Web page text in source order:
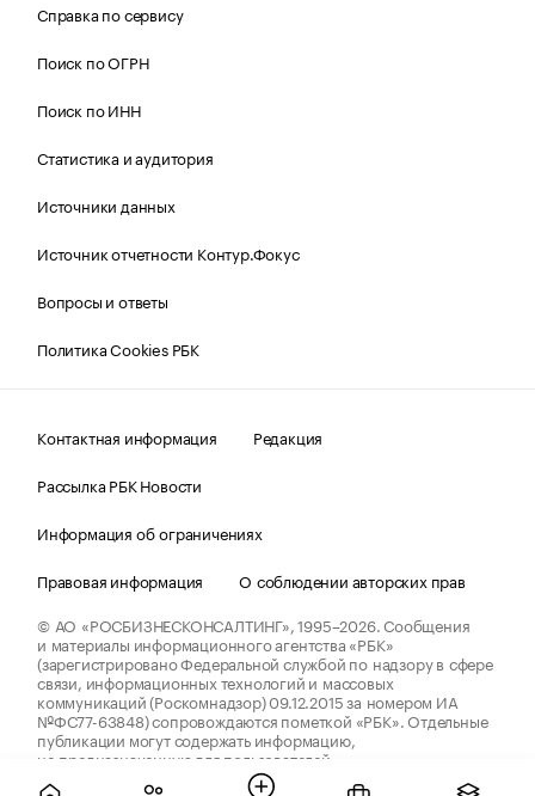
Справка по сервису
Поиск по ОГРН
Поиск по ИНН
Статистика и аудитория
Источники данных
Источник отчетности Контур.Фокус
Вопросы и ответы
Политика Cookies РБК
Контактная информация
Редакция
Рассылка РБК Новости
Информация об ограничениях
Правовая информация
О соблюдении авторских прав
© АО «РОСБИЗНЕСКОНСАЛТИНГ»,1995–2026.Сообщения
и материалы информационного агентства «РБК»
(зарегистрировано Федеральной службой по надзору в сфере
связи, информационных технологий и массовых
коммуникаций (Роскомнадзор) 09.12.2015 за номером ИА
№ФС77-63848) сопровождаются пометкой «РБК». Отдельные
публикации могут содержать информацию,
не предназначенную для пользователей
до 18 лет.
companycardsfeedback@rbc.ru